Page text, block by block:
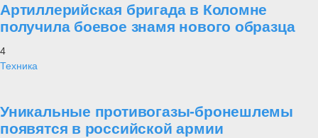
Артиллерийская бригада в Коломне
получила боевое знамя нового образца
4
Техника
Уникальные противогазы-бронешлемы
появятся в российской армии